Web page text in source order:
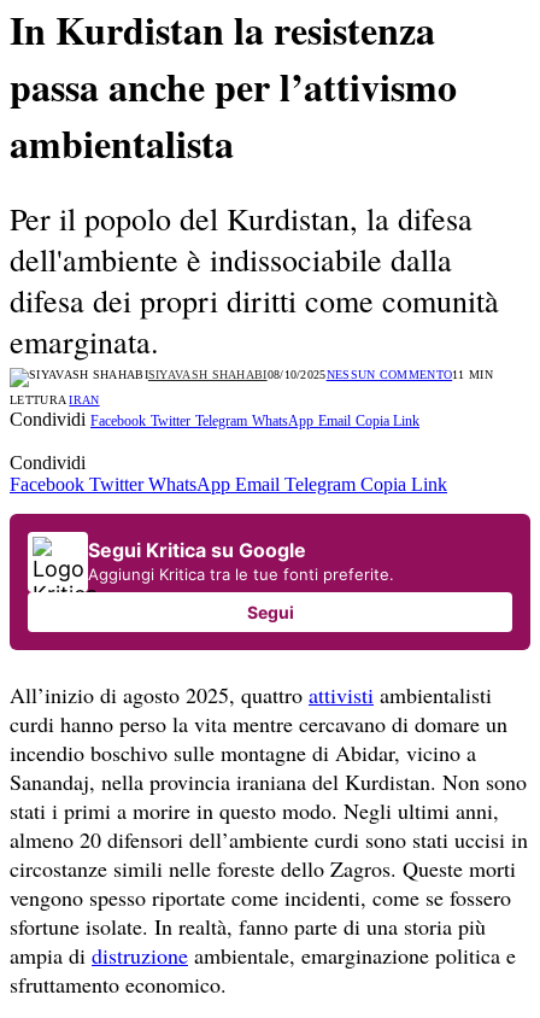
In Kurdistan la resistenza
passa anche per l’attivismo
ambientalista
Per il popolo del Kurdistan, la difesa
dell'ambiente è indissociabile dalla
difesa dei propri diritti come comunità
emarginata.
SIYAVASH SHAHABI08/10/2025NESSUN COMMENTO11 MIN
LETTURA IRAN
Condividi Facebook Twitter Telegram WhatsApp Email Copia Link
Condividi
Facebook Twitter WhatsApp Email Telegram Copia Link
Segui Kritica su Google
Aggiungi Kritica tra le tue fonti preferite.
Segui
All’inizio di agosto 2025, quattro attivisti ambientalisti
curdi hanno perso la vita mentre cercavano di domare un
incendio boschivo sulle montagne di Abidar, vicino a
Sanandaj, nella provincia iraniana del Kurdistan. Non sono
stati i primi a morire in questo modo. Negli ultimi anni,
almeno 20 difensori dell’ambiente curdi sono stati uccisi in
circostanze simili nelle foreste dello Zagros. Queste morti
vengono spesso riportate come incidenti, come se fossero
sfortune isolate. In realtà, fanno parte di una storia più
ampia di distruzione ambientale, emarginazione politica e
sfruttamento economico.